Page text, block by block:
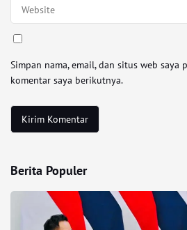
Simpan nama, email, dan situs web
komentar saya berikutnya.
Berita Populer